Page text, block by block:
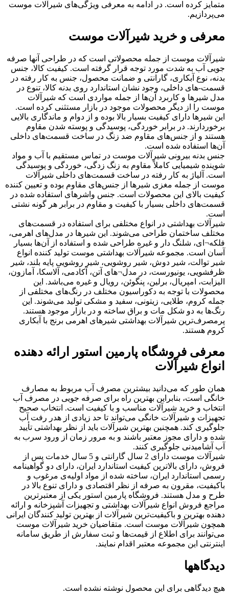
متمایز کرده است. در ادامه به معرفی ویژگی‌های شیرآلات موست
می‌پردازیم.
معرفی و خرید شیرآلات موست
شیرآلات موست از جمله محصولاتی است که در طراحی آنها صرفه
جویی آب به شدت مورد توجه قرار گرفته است. کیفیت کالا، جنس
بدنه، نوع آبکاری، گارانتی و ضمانت محصول، جنس به کار رفته در
قسمت-های داخلی، وجود نشان استاندارد روی بدنه کالا، تنوع در
مدل شیرها و کاربرد آن‌ها از جمله مواردی است که شیرآلات
موست را از دیگر محصولات موجود در بازار مستثنی کرده است.
این شیرها دارای کیفیت بسیار بالا بوده و از دوام و ماندگاری بالایی
برخوردارند. در برابر خوردگی، پوسیدگی و پوسته شدن مقاوم
هستند و از جنس‌های مقاوم ضد زنگ در ساخت قسمت‌های داخلی
آن‌ها استفاده شده است.
جنس بدنه بیرونی شیرآلات موست در تماس مستقیم با آب و مواد
شوینده شیمیایی کاملاً مقاوم به زنگ زدگی، خوردگی و پوسیدگی
است. آلیاژ به کار رفته در ساخت قسمت‌های داخلی شیرآلات
موست از جمله مغزی شیرها از جنس‌های مقاوم بوده و تعیین کننده
کیفیت بالای این محصولات است. جنس واشرهای استفاده شده در
قسمت‌های داخلی بسیار با کیفیت و مقاوم در برابر هر گونه نشتی
است.
شیرآلات بهداشتی در انواع مختلفی برای استفاده در قسمت‌های
مختلف ساختمان طراحی می‌شوند. این شیرها در مدل‌های اهرمی،
فلکه¬ای، شلنگ دار و غیره طراحی شده و استفاده از آن‌ها بسیار
آسان است. مجموعه شیرآلات بهداشتی موست تولید کننده انواع
شیر توالت، شیر دوش، شیر روشویی، شیر روشویی پایه بلند، شیر
ظرفشویی، یونیورست، در مدل¬های آتن، آکادمی، آلاسکا، آمازون،
الیزابت، امپریال، برلین، پنگوئن، رویال و غیره می‌باشد. این
محصولات با توجه به دکوراسیون مختلف در رنگ‌های مختلفی از
جمله کروم، طلایی، زیتونی، سفید و مشکی تولید می‌شوند. این
رنگ‌ها به دو شکل مات و براق ساخته و در بازار موجود هستند.
پرمصرف‌ترین شیرآلات بهداشتی شیرهای اهرمی برنج با آبکاری
کروم هستند.
معرفی فروشگاه پارمین استور ارائه دهنده
انواع شیرآلات
همان طور که می‌دانید بیشترین مصرف آب مربوط به مصارف
خانگی است، بنابراین بهترین راه برای صرفه جویی در مصرف آب
انتخاب و خرید شیرآلات مناسب و با کیفیت است. انتخاب صحیح
تجهیزات و شیرآلات خانگی می‌تواند تا حد زیادی از هدر رفت آب
جلوگیری کند. همچنین بهترین شیرآلات باید از نظر بهداشتی تأیید
شده و دارای مجوز معتبر باشند و به مرور زمان از ورود سرب به
آب آشامیدنی جلوگیری کنند.
شیرآلات موست دارای 2 سال گارانتی و 5 سال خدمات پس از
فروش، دارای بالاترین کیفیت استاندارد ایران، دارای دو گواهینامه
رسمی استاندارد ایران، ساخته شده از مواد اولیه‌ی مرغوب و
باکیفیت، مقرون به صرفه از نظر اقتصادی و دارای تنوع بالا در
طرح و مدل هستند. فروشگاه پارمین استور یکی از معتبرترین
مراجع فروش انواع شیرآلات بهداشتی و تجهیزات آشپزخانه و ارائه
دهنده بهترین و باکیفیت‌ترین شیرآلات از بهترین تولید کنندگان ایرانی
همچون شیرآلات موست است. متقاضیان خرید شیرآلات موست
می‌توانند برای اطلاع از قیمت‌ها و ثبت سفارش از طریق سامانه
اینترنتی این مجموعه معتبر اقدام نمایند.
دیدگاهها
هیچ دیدگاهی برای این محصول نوشته نشده است.